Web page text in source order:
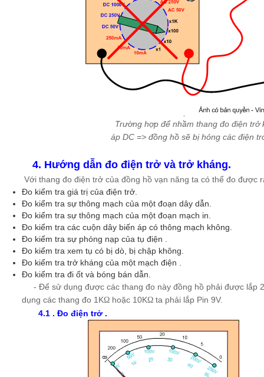
Trường hợp để nhầm thang đo điện trở
áp DC => đồng hồ sẽ bị hỏng các điện
4. Hướng dẫn đo điện trở và trở kháng.
Với thang đo điện trở của đồng hồ vạn năng ta có thể đo được
Đo kiểm tra giá trị của điện trở.
Đo kiểm tra sự thông mạch của một đoạn dây dẫn.
Đo kiểm tra sự thông mạch của một đoạn mạch in.
Đo kiểm tra các cuộn dây biến áp có thông mạch không.
Đo kiểm tra sự phóng nạp của tụ điện .
Đo kiểm tra xem tụ có bị dò, bị chập không.
Đo kiểm tra trở kháng của một mạch điện .
Đo kiểm tra đi ốt và bóng bán dẫn.
- Để sử dụng được các thang đo này đồng hồ phải được lắp
dụng các thang đo 1KΩ hoặc 10KΩ ta phải lắp Pin 9V.
4.1 . Đo điện trở .